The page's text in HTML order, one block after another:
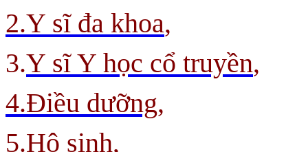
2.Y sĩ đa khoa,
3.Y sĩ Y học cổ truyền,
4.Điều dưỡng,
5.Hộ sinh,